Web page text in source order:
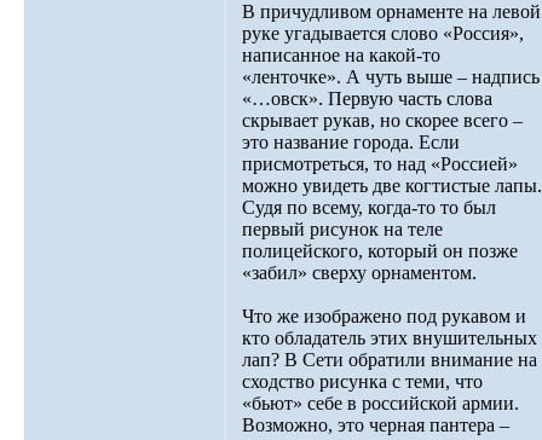
В причудливом орнаменте на левой
руке угадывается слово «Россия»,
написанное на какой-то
«ленточке». А чуть выше – надпись
«…овск». Первую часть слова
скрывает рукав, но скорее всего –
это название города. Если
присмотреться, то над «Россией»
можно увидеть две когтистые лапы.
Судя по всему, когда-то то был
первый рисунок на теле
полицейского, который он позже
«забил» сверху орнаментом.
Что же изображено под рукавом и
кто обладатель этих внушительных
лап? В Сети обратили внимание на
сходство рисунка с теми, что
«бьют» себе в российской армии.
Возможно, это черная пантера –